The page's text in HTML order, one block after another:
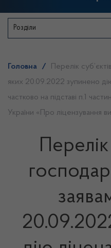
Розділи
Головна /
Перелік
яких 20.09.2022 зупинено
частково на підставі п.1
України «Про ліцензування
Перелік